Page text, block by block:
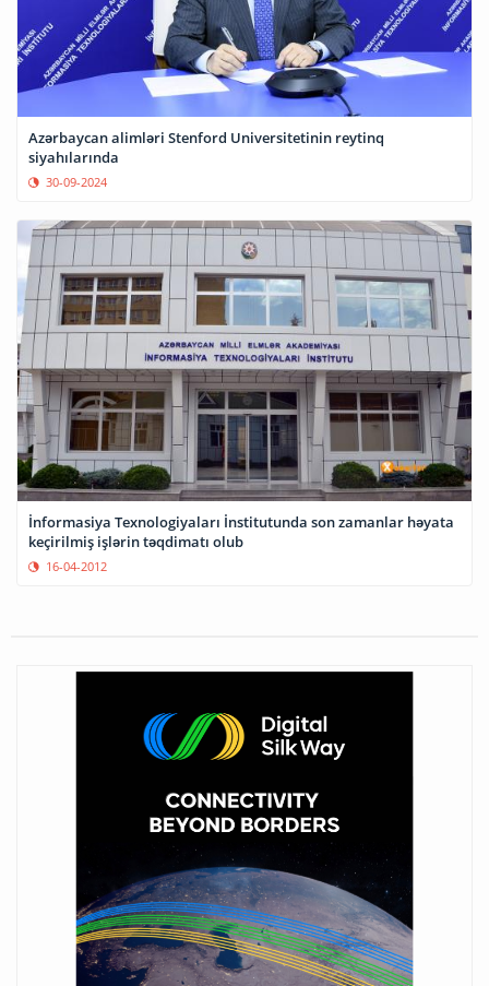
Azərbaycan alimləri Stenford Universitetinin reytinq
siyahılarında
30-09-2024
İnformasiya Texnologiyaları İnstitutunda son zamanlar həyata
keçirilmiş işlərin təqdimatı olub
16-04-2012